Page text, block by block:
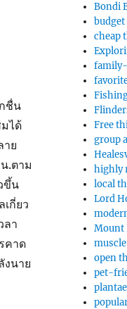
ชื่น
ได้
าย
.ตาม
ขึ้น
กี่ยว
ลา
คาด
งนาย
Bondi
cheap
Free
group
highly
local
Lord
Mount
open
pet-